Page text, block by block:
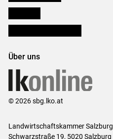
Über uns
© 2026 sbg.lko.at
Landwirtschaftskammer Salzburg
Schwarzstraße 19, 5020 Salzburg